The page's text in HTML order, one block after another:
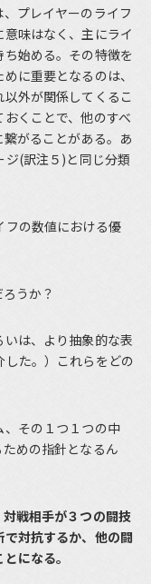
プレイヤーのライフ
味はなく、主にライ
始める。その特徴を
に重要となるのは、
外が関係してくるこ
くことで、他のすべ
がることがある。あ
ジ(訳注５)と同じ分類
フの数値における優
うか？
は、より抽象的な表
た。）これらをどの
その１つ１つの中
めの指針となるん
対戦相手が３つの闘技
対抗するか、他の闘
になる。